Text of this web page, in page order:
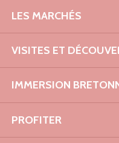
LES MARCHÉS
VISITES ET
IMMERSION
PROFITER